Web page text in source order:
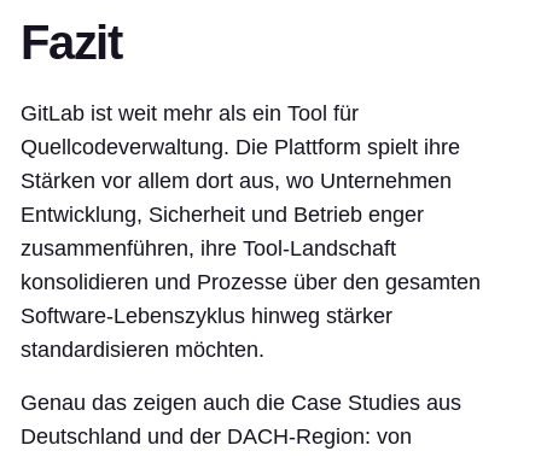
Fazit
GitLab ist weit mehr als ein Tool für
Quellcodeverwaltung. Die Plattform spielt ihre
Stärken vor allem dort aus, wo Unternehmen
Entwicklung, Sicherheit und Betrieb enger
zusammenführen, ihre Tool-Landschaft
konsolidieren und Prozesse über den gesamten
Software-Lebenszyklus hinweg stärker
standardisieren möchten.
Genau das zeigen auch die Case Studies aus
Deutschland und der DACH-Region: von